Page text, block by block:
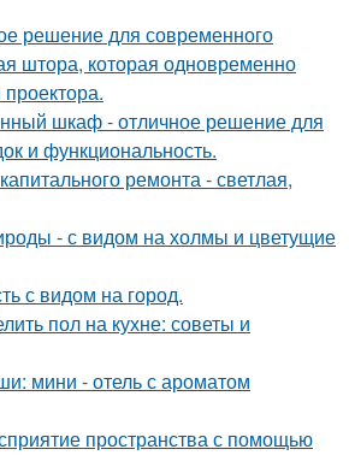
решение для современного
штора, которая одновременно
шкаф - отличное решение для
и функциональность.
ремонта - светлая,
- с видом на холмы и цветущие
с видом на город.
пол на кухне: советы и
мини - отель с ароматом
пространства с помощью